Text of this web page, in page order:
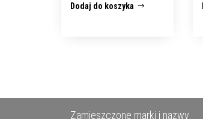
Dodaj do koszyka
Zamieszczone marki i nazwy